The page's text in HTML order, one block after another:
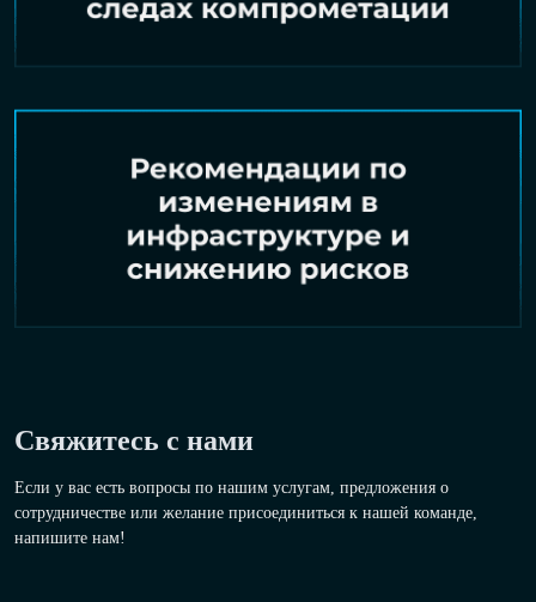
Свяжитесь с нами
Если у вас есть вопросы по нашим услугам, предложения о
сотрудничестве или желание присоединиться к нашей команде,
напишите нам!